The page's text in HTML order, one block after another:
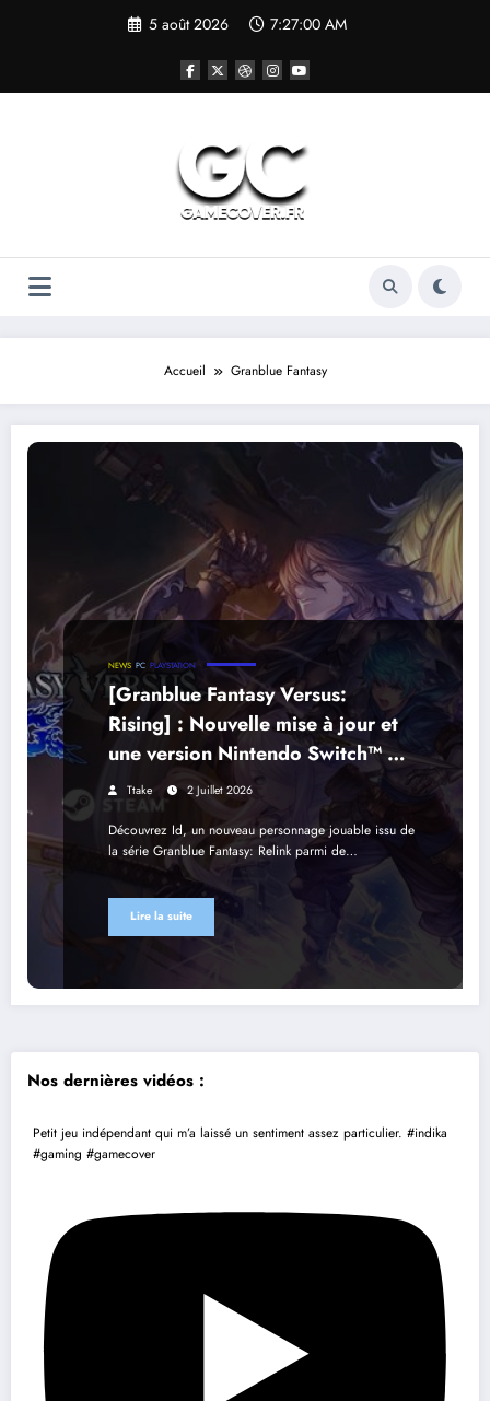
5 août 2026 7:27:00 AM
Accueil Granblue Fantasy
NEWS PC PLAYSTATION
[Granblue Fantasy Versus:
Rising] : Nouvelle mise à jour et
une version Nintendo Switch™ 2,
prévues pour le 17 septembre !
Ttake 2 Juillet 2026
Découvrez Id, un nouveau personnage jouable issu de
la série Granblue Fantasy: Relink parmi de…
Lire la suite
Nos dernières vidéos :
Petit jeu indépendant qui m’a laissé un sentiment assez particulier. #indika
#gaming #gamecover